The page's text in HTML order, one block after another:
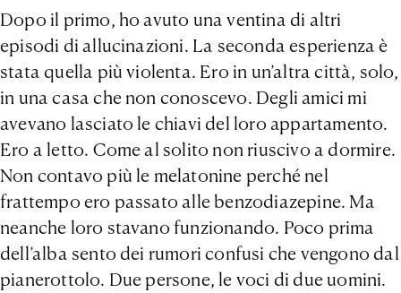
Dopo il primo, ho avuto una ventina di altri
episodi di allucinazioni. La seconda esperienza è
stata quella più violenta. Ero in un’altra città, solo,
in una casa che non conoscevo. Degli amici mi
avevano lasciato le chiavi del loro appartamento.
Ero a letto. Come al solito non riuscivo a dormire.
Non contavo più le melatonine perché nel
frattempo ero passato alle benzodiazepine. Ma
neanche loro stavano funzionando. Poco prima
dell’alba sento dei rumori confusi che vengono dal
pianerottolo. Due persone, le voci di due uomini.